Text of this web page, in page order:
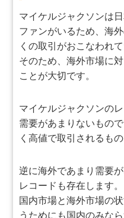
マイケルジャクソンは
ファンがいるため、海
くの取引がおこなわれて
そのため、海外市場に
ことが大切です。
マイケルジャクソンの
需要があまりないもの
く高値で取引されるもの
逆に海外であまり需要
レコードも存在します。
国内市場と海外市場の
うためにも国内のみな